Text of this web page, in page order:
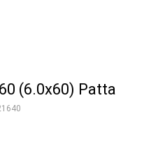
(6.0x60) Patta